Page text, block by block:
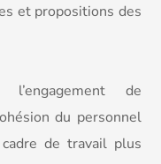
et propositions des
de
du personnel
de travail plus